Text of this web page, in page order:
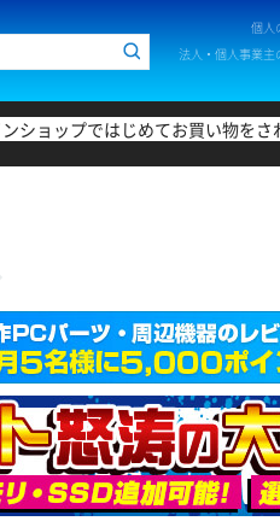
個人
法人・個人事業主
ショップではじめてお買い物をさ